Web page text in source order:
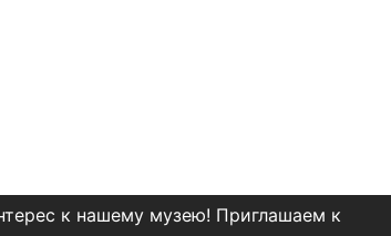
к нашему музею! Приглашаем к